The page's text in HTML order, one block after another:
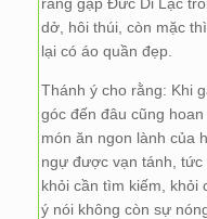
dở, hôi thúi, còn mặc
lại có áo quần đẹp.
Thánh ý cho rằng: Khi
góc đến đâu cũng
món ăn ngon lành của
ngự được vạn tánh,
khỏi cần tìm kiếm, khỏi
ý nói không còn sự